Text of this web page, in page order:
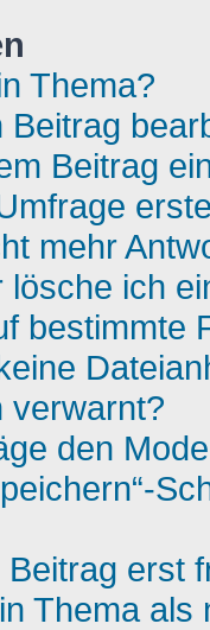
Thema?
Beitrag
mehr
ich
bestimmte
verwarnt?
den
erst
Thema als